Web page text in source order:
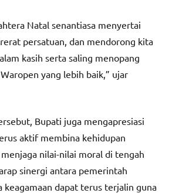
Natal senantiasa menyertai
persatuan, dan mendorong kita
kasih serta saling menopang
yang lebih baik,” ujar
Bupati juga mengapresiasi
aktif membina kehidupan
nilai-nilai moral di tengah
sinergi antara pemerintah
keagamaan dapat terus terjalin guna